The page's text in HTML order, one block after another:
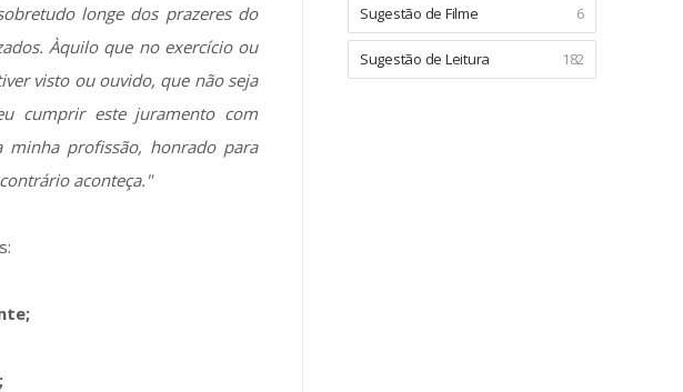
longe dos prazeres do
Àquilo que no exercício ou
visto ou ouvido, que não seja
cumprir este juramento com
profissão, honrado para
aconteça."
Sugestão de Filme 6
Sugestão de Leitura 182